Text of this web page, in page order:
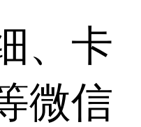
、卡
微信